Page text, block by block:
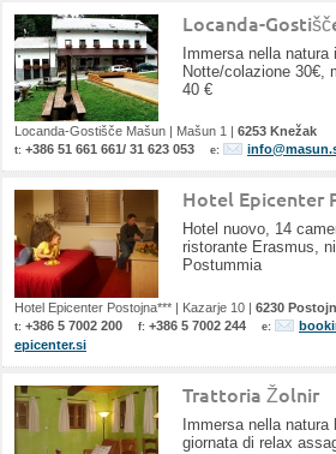
Locanda-
Immersa nella
Notte/colazione 30€,
40 €
Locanda-Gostišče Mašun Mašun 1 6253 Knežak
t: +386 51 661 661/ 31 623 053 e:
Hotel Epicenter
Hotel nuovo, 14
ristorante Erasmus,
Postummia
Hotel Epicenter Postojna*** Kazarje 10 6230
t: +386 5 7002 200 f: +386 5 7002 244 e:
epicenter.si
Trattoria Žolnir
Immersa nella
giornata di relax